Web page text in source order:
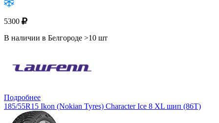
5300
В наличии в Белгороде >10 шт
Подробнее
185/55R15 Ikon (Nokian Tyres) Character Ice 8 XL шип (86T)